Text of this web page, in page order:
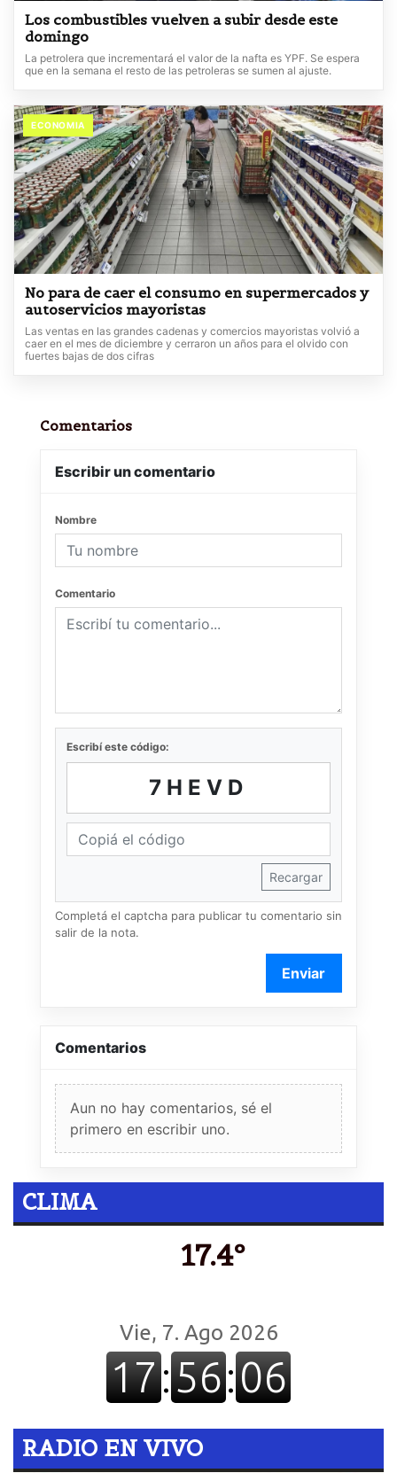
Los combustibles vuelven a subir desde este
domingo
La petrolera que incrementará el valor de la nafta es YPF. Se espera
que en la semana el resto de las petroleras se sumen al ajuste.
ECONOMIA
No para de caer el consumo en supermercados y
autoservicios mayoristas
Las ventas en las grandes cadenas y comercios mayoristas volvió a
caer en el mes de diciembre y cerraron un años para el olvido con
fuertes bajas de dos cifras
Comentarios
Escribir un comentario
Nombre
Comentario
Escribí este código:
7HEVD
Recargar
Completá el captcha para publicar tu comentario sin
salir de la nota.
Enviar
Comentarios
Aun no hay comentarios, sé el
primero en escribir uno.
CLIMA
17.4º
RADIO EN VIVO